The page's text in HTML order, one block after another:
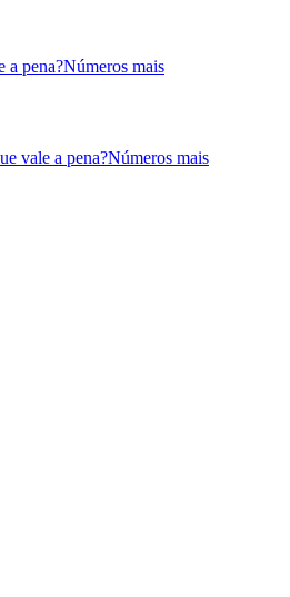
a pena?Números mais
vale a pena?Números mais